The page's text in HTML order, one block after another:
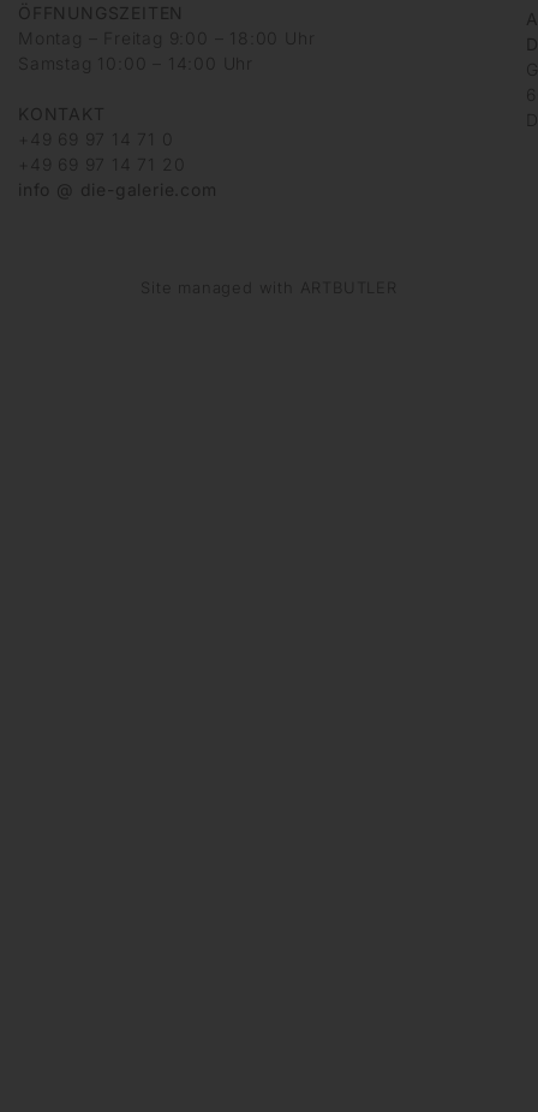
ÖFFNUNGSZEITEN
Montag – Freitag 9:00 – 18:00 Uhr
Samstag 10:00 – 14:00 Uhr
KONTAKT
+49 69 97 14 71 0
+49 69 97 14 71 20
info @ die-galerie.com
Site managed with ARTBUTLER